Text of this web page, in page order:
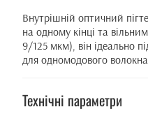
Внутрішній оптичний
на одному кінці та
9/125 мкм), він ідеально
для одномодового
Технічні параметри